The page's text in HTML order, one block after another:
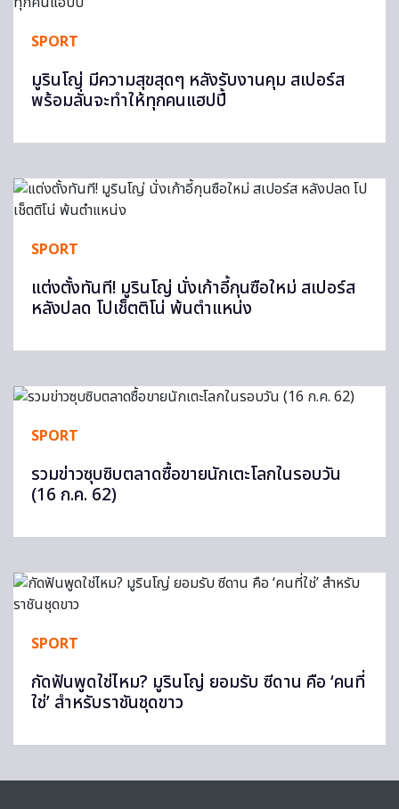
SPORT
มูรินโญ่ มีความสุขสุดๆ หลังรับงานคุม สเปอร์ส
พร้อมลั่นจะทำให้ทุกคนแฮปปี้
SPORT
แต่งตั้งทันที! มูรินโญ่ นั่งเก้าอี้กุนซือใหม่ สเปอร์ส
หลังปลด โปเช็ตติโน่ พ้นตำแหน่ง
SPORT
รวมข่าวซุบซิบตลาดซื้อขายนักเตะโลกในรอบวัน
(16 ก.ค. 62)
SPORT
กัดฟันพูดใช่ไหม? มูรินโญ่ ยอมรับ ซีดาน คือ ‘คนที่
ใช่’ สำหรับราชันชุดขาว